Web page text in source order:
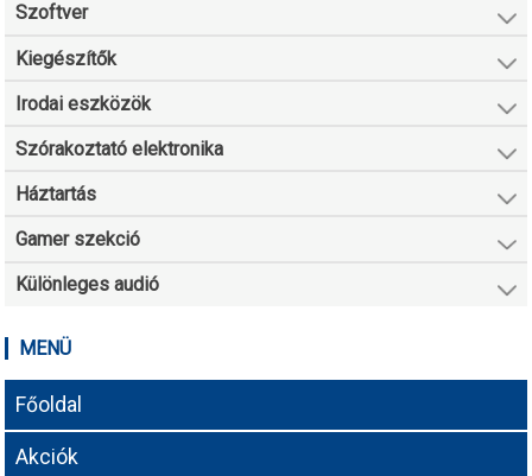
Szoftver
Kiegészítők
Irodai eszközök
Szórakoztató elektronika
Háztartás
Gamer szekció
Különleges audió
MENÜ
Főoldal
Akciók